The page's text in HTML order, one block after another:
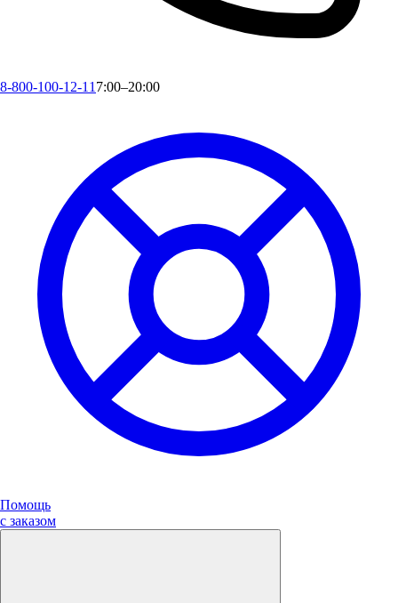
8-800-100-12-11 7:00–20:00
Помощь
с заказом